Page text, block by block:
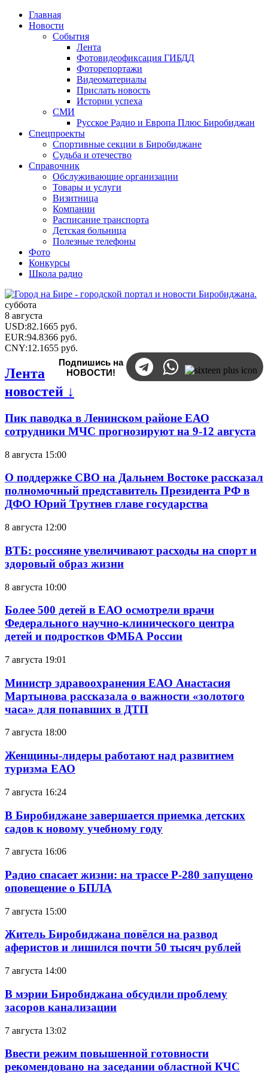
Главная
Новости
События
Лента
Фотовидеофиксация ГИБДД
Фоторепортажи
Видеоматериалы
Прислать новость
Истории успеха
СМИ
Русское Радио и Европа Плюс Биробиджан
Спецпроекты
Спортивные секции в Биробиджане
Судьба и отечество
Справочник
Обслуживающие организации
Товары и услуги
Визитница
Компании
Расписание транспорта
Детская больница
Полезные телефоны
Фото
Конкурсы
Школа радио
суббота
8 августа
USD:82.1665 руб.
EUR:94.8366 руб.
CNY:12.1655 руб.
Подпишись на
НОВОСТИ!
Лента
новостей ↓
Пик паводка в Ленинском районе ЕАО
сотрудники МЧС прогнозируют на 9-12 августа
8 августа 15:00
О поддержке СВО на Дальнем Востоке рассказал
полномочный представитель Президента РФ в
ДФО Юрий Трутнев главе государства
8 августа 12:00
ВТБ: россияне увеличивают расходы на спорт и
здоровый образ жизни
8 августа 10:00
Более 500 детей в ЕАО осмотрели врачи
Федерального научно-клинического центра
детей и подростков ФМБА России
7 августа 19:01
Министр здравоохранения ЕАО Анастасия
Мартынова рассказала о важности «золотого
часа» для попавших в ДТП
7 августа 18:00
Женщины-лидеры работают над развитием
туризма ЕАО
7 августа 16:24
В Биробиджане завершается приемка детских
садов к новому учебному году
7 августа 16:06
Радио спасает жизни: на трассе Р-280 запущено
оповещение о БПЛА
7 августа 15:00
Житель Биробиджана повёлся на развод
аферистов и лишился почти 50 тысяч рублей
7 августа 14:00
В мэрии Биробиджана обсудили проблему
засоров канализации
7 августа 13:02
Ввести режим повышенной готовности
рекомендовано на заседании областной КЧС